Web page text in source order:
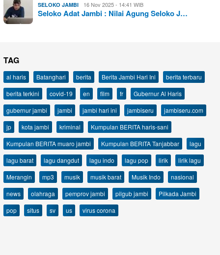
SELOKO JAMBI 16 Nov 2025 - 14:41 WIB
Seloko Adat Jambi : Nilai Agung Seloko J…
TAG
al haris Batanghari berita Berita Jambi Hari Ini
berita terbaru
berita terkini
covid-19 en film fr
Gubernur Al Haris
gubernur jambi
jambi jambi hari ini jambiseru
jambiseru.com
jp
kota jambi kriminal
Kumpulan BERITA haris-sani
Kumpulan BERITA muaro jambi
Kumpulan BERITA Tanjabbar
lagu
lagu barat
lagu dangdut lagu indo lagu pop lirik
lirik lagu
Merangin
mp3 musik musik barat Musik Indo
nasional
news
olahraga pemprov jambi pilgub jambi
Pilkada Jambi
pop
situs sv us virus corona